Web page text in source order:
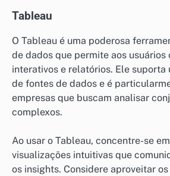
Tableau
O Tableau é uma poderosa
de dados que permite aos usuários
interativos e relatórios. Ele suporta
de fontes de dados e é
empresas que buscam analisar
complexos.
Ao usar o Tableau, concentre-se
visualizações intuitivas que
os insights. Considere aproveitar